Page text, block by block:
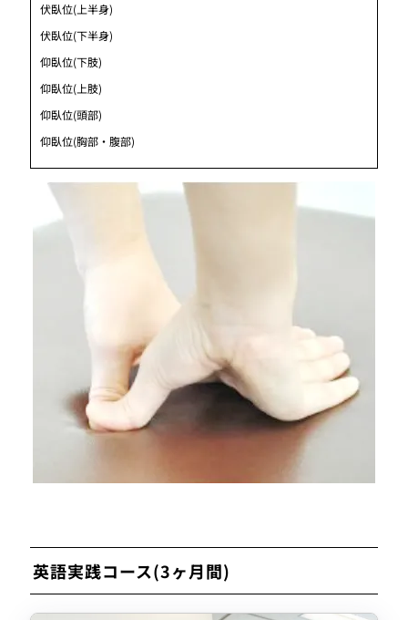
伏臥位(上半身)
伏臥位(下半身)
仰臥位(下肢)
仰臥位(上肢)
仰臥位(頭部)
仰臥位(胸部・腹部)
英語実践コース(3ヶ月間)